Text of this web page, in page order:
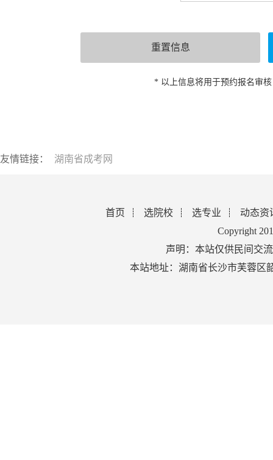
* 以上信息将用于预约报名审
友情链接： 湖南省成考网
首页 选院校 选专业
动态资
Copyright
声明：本站仅供民间交
本站地址：湖南省长沙市芙蓉区